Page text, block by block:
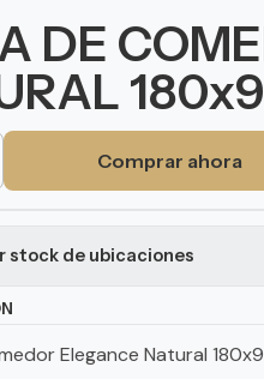
DE
Comprar ahora
stock de ubicaciones
Elegance Natural